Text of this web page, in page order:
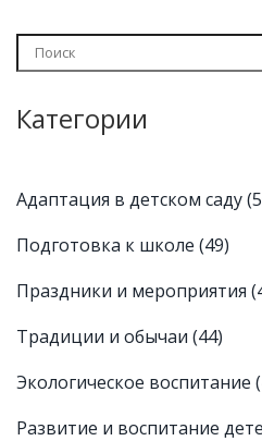
Категории
Адаптация в детском саду
Подготовка к школе (49)
Праздники и мероприятия
Традиции и обычаи (44)
Экологическое воспитание
Развитие и воспитание